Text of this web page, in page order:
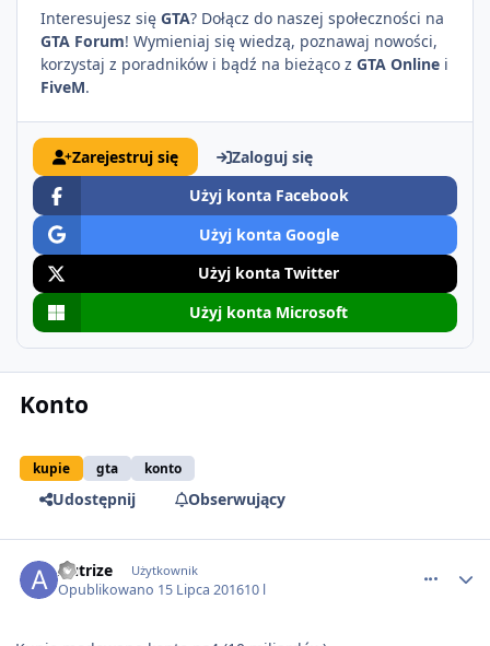
Interesujesz się GTA? Dołącz do naszej społeczności na
GTA Forum! Wymieniaj się wiedzą, poznawaj nowości,
korzystaj z poradników i bądź na bieżąco z GTA Online i
FiveM.
Zarejestruj się
Zaloguj się
Użyj konta Facebook
Użyj konta Google
Użyj konta Twitter
Użyj konta Microsoft
Konto
kupie gta konto
Udostępnij Obserwujący
Autrize Użytkownik
Opublikowano 15 Lipca 201610 l